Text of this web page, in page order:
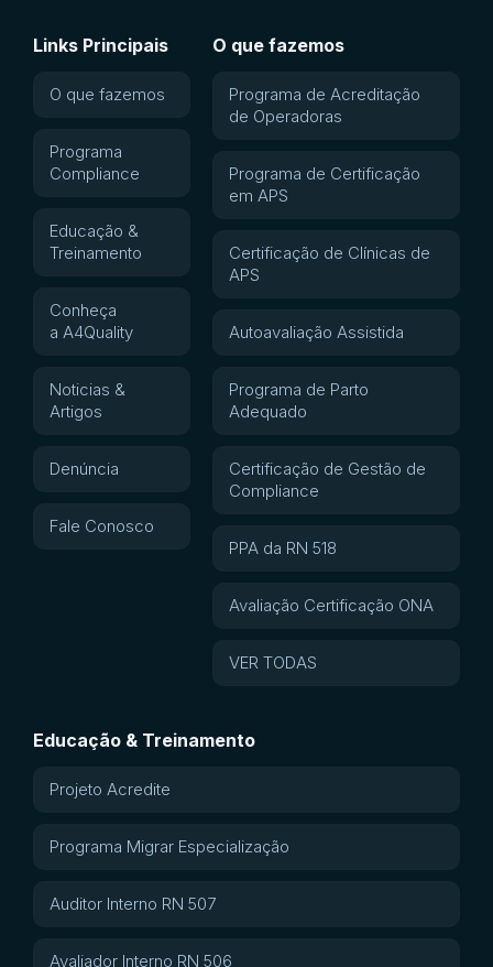
Links Principais
O que fazemos
Programa
Compliance
Educação &
Treinamento
Conheça
a A4Quality
Noticias &
Artigos
Denúncia
Fale Conosco
O que fazemos
Programa de Acreditação
de Operadoras
Programa de Certificação
em APS
Certificação de Clínicas de
APS
Autoavaliação Assistida
Programa de Parto
Adequado
Certificação de Gestão de
Compliance
PPA da RN 518
Avaliação Certificação ONA
VER TODAS
Educação & Treinamento
Projeto Acredite
Programa Migrar Especialização
Auditor Interno RN 507
Avaliador Interno RN 506